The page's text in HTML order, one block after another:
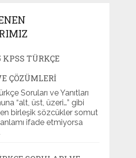
TÜRKÇE
ÇÖZÜMLERI
Soruları ve Yanıtları
“alt, üst, üzeri…” gibi
birleşik sözcükler somut
ifade etmiyorsa